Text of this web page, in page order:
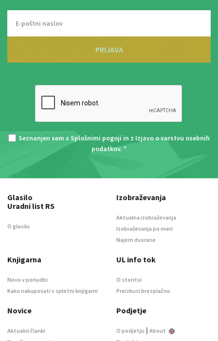
PRIJAVA
Seznanjen sem s Splošnimi pogoji in z Izjavo o varstvu osebnih
podatkov. *
Glasilo
Uradni list RS
O glasilu
Izobraževanja
Aktualna izobraževanja
Izobraževanja po meri
Najem dvorane
Knjigarna
Novo v ponudbi
Kako nakupovati v spletni knjigarni
UL info tok
O storitvi
Preizkusi brezplačno
Novice
Aktualni članki
Podjetje
O podjetju | About